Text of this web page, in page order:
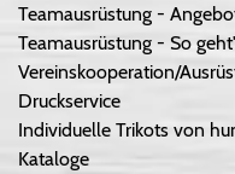
Teamausrüstung -
Teamausrüstung - So
Vereinskooperation/
Druckservice
Individuelle Trikots von
Kataloge